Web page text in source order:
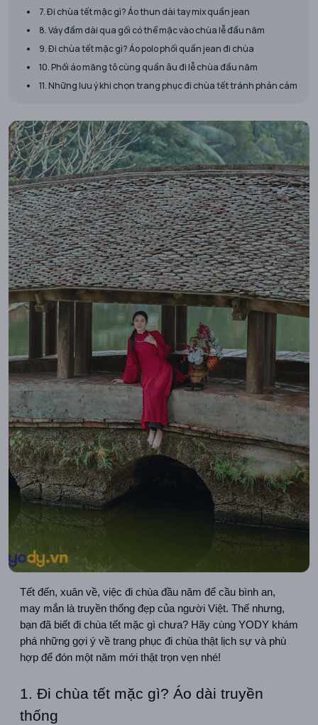
7. Đi chùa tết mặc gì? Áo thun dài tay mix quần jean
8. Váy đầm dài qua gối có thể mặc vào chùa lễ đầu năm
9. Đi chùa tết mặc gì? Áo polo phối quần jean đi chùa
10. Phối áo măng tô cùng quần âu đi lễ chùa đầu năm
11. Những lưu ý khi chọn trang phục đi chùa tết tránh phản cảm
Tết đến, xuân về, việc đi chùa đầu năm để cầu bình an,
may mắn là truyền thống đẹp của người Việt. Thế nhưng,
bạn đã biết đi chùa tết mặc gì chưa? Hãy cùng YODY khám
phá những gợi ý về trang phục đi chùa thật lịch sự và phù
hợp để đón một năm mới thật trọn vẹn nhé!
1. Đi chùa tết mặc gì? Áo dài truyền
thống